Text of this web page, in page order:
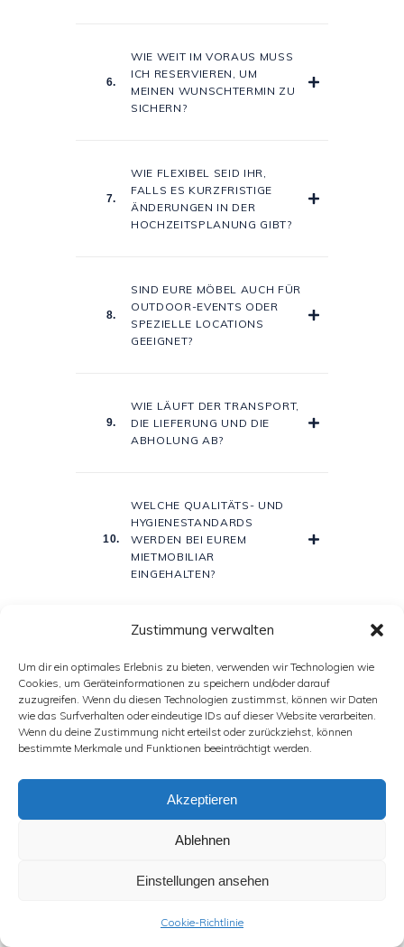
Zustimmung verwalten
Um dir ein optimales Erlebnis zu bieten, verwenden wir Technologien wie
Cookies, um Geräteinformationen zu speichern und/oder darauf
zuzugreifen. Wenn du diesen Technologien zustimmst, können wir Daten
wie das Surfverhalten oder eindeutige IDs auf dieser Website verarbeiten.
Wenn du deine Zustimmung nicht erteilst oder zurückziehst, können
bestimmte Merkmale und Funktionen beeinträchtigt werden.
Akzeptieren
Ablehnen
Einstellungen ansehen
Cookie-Richtlinie
6.
WIE WEIT IM VORAUS MUSS
ICH RESERVIEREN, UM
MEINEN WUNSCHTERMIN ZU
SICHERN?
7.
WIE FLEXIBEL SEID IHR,
FALLS ES KURZFRISTIGE
ÄNDERUNGEN IN DER
HOCHZEITSPLANUNG GIBT?
8.
SIND EURE MÖBEL AUCH FÜR
OUTDOOR-EVENTS ODER
SPEZIELLE LOCATIONS
GEEIGNET?
9.
WIE LÄUFT DER TRANSPORT,
DIE LIEFERUNG UND DIE
ABHOLUNG AB?
10.
WELCHE QUALITÄTS- UND
HYGIENESTANDARDS
WERDEN BEI EUREM
MIETMOBILIAR
EINGEHALTEN?
WELCHE ERFAHRUNGEN
GEMACHT?
12.
WARUM BEKOMMT MAN BEI
UNS DIE STÜHLE NICHT FÜR
FÜR WELCHES GEWICHT